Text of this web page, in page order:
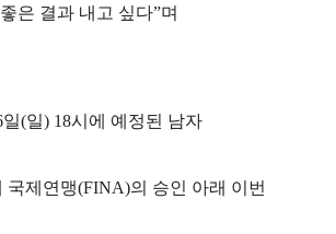
은 결과 내고 싶다”며
일(일) 18시에 예정된 남자
국제연맹(FINA)의 승인 아래 이번